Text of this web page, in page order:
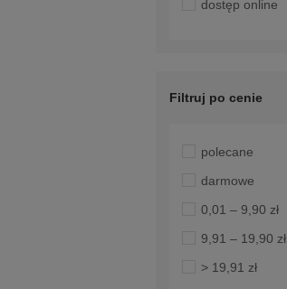
dostęp online
Filtruj po cenie
polecane
darmowe
0,01 – 9,90 zł
9,91 – 19,90 zł
> 19,91 zł